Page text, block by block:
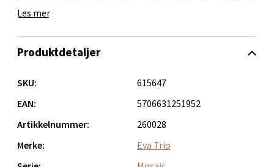
rustfritt stål, som gjør det mulig å bruke
Pannens store stekeflate gjør den ideell til større
fisk. Den tåler temperaturer opp til 400 °C og fungerer på
varmebestandighet, jevn varmefordeling og enkel
helg.
Kan den brukes med metallredskaper?
Ja, ståloverflaten beskytter Slip-Let®-belegget, slik at
Les mer
Produktdetaljer
SKU:
615647
EAN:
5706631251952
Artikkelnummer:
260028
Merke:
Eva Trio
Velg
Oppdal - Aunasenteret
Aunasenteret, Sunndalsvegen 3, 7340 Oppdal